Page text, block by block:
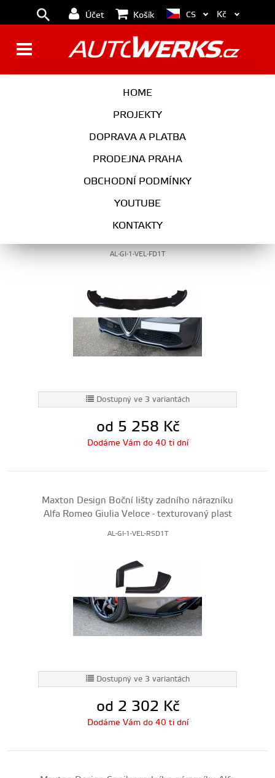
Účet Košík
HOME
PROJEKTY
DOPRAVA A PLATBA
PRODEJNA PRAHA
OBCHODNÍ PODMÍNKY
YOUTUBE
KONTAKTY
CS Kč
EXTERIÉR
Maxton Design Spoiler předního nárazníku
AL-GI-1-VEL-FD1T
Dostupný ve 3 variantách
od 5 258 Kč
Dodáme Vám do 40 ti dní
Maxton Design Boční lišty zadního nárazníku
Alfa Romeo Giulia Veloce - texturovaný plast
AL-GI-1-VEL-RSD1T
Dostupný ve 3 variantách
od 2 302 Kč
Dodáme Vám do 40 ti dní